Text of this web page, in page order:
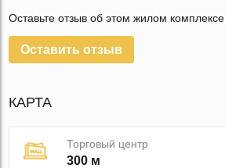
Оставьте отзыв об этом жилом комплексе
Оставить отзыв
КАРТА
Торговый центр
300 м